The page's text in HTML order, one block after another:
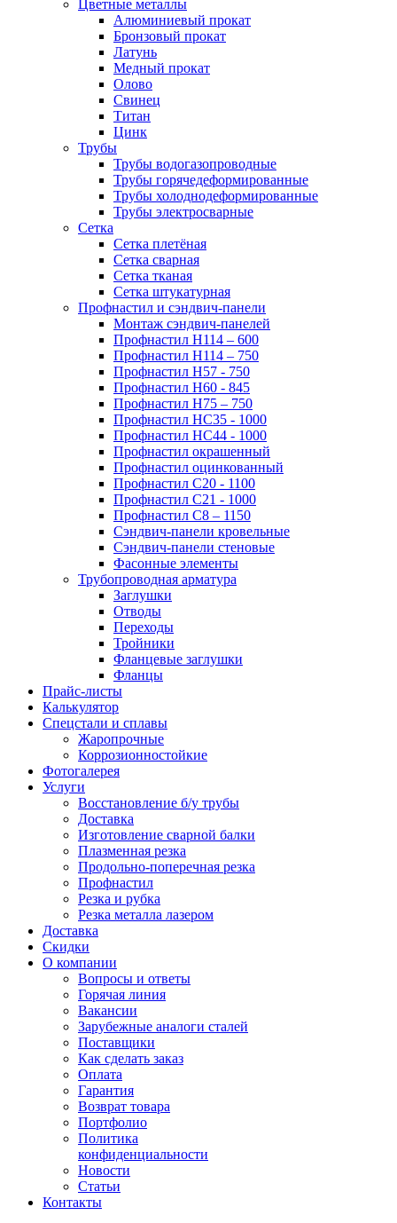
Цветные металлы
Алюминиевый прокат
Бронзовый прокат
Латунь
Медный прокат
Олово
Свинец
Титан
Цинк
Трубы
Трубы водогазопроводные
Трубы горячедеформированные
Трубы холоднодеформированные
Трубы электросварные
Сетка
Сетка плетёная
Сетка сварная
Сетка тканая
Сетка штукатурная
Профнастил и сэндвич-панели
Монтаж сэндвич-панелей
Профнастил Н114 – 600
Профнастил Н114 – 750
Профнастил Н57 - 750
Профнастил Н60 - 845
Профнастил Н75 – 750
Профнастил НС35 - 1000
Профнастил НС44 - 1000
Профнастил окрашенный
Профнастил оцинкованный
Профнастил С20 - 1100
Профнастил С21 - 1000
Профнастил С8 – 1150
Сэндвич-панели кровельные
Сэндвич-панели стеновые
Фасонные элементы
Трубопроводная арматура
Заглушки
Отводы
Переходы
Тройники
Фланцевые заглушки
Фланцы
Прайс-листы
Калькулятор
Спецстали и сплавы
Жаропрочные
Коррозионностойкие
Фотогалерея
Услуги
Восстановление б/у трубы
Доставка
Изготовление сварной балки
Плазменная резка
Продольно-поперечная резка
Профнастил
Резка и рубка
Резка металла лазером
Доставка
Скидки
О компании
Вопросы и ответы
Горячая линия
Вакансии
Зарубежные аналоги сталей
Поставщики
Как сделать заказ
Оплата
Гарантия
Возврат товара
Портфолио
Политика
конфиденциальности
Новости
Статьи
Контакты